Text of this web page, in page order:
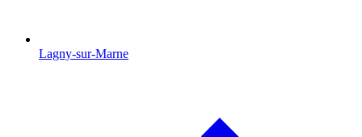
Lagny-sur-Marne